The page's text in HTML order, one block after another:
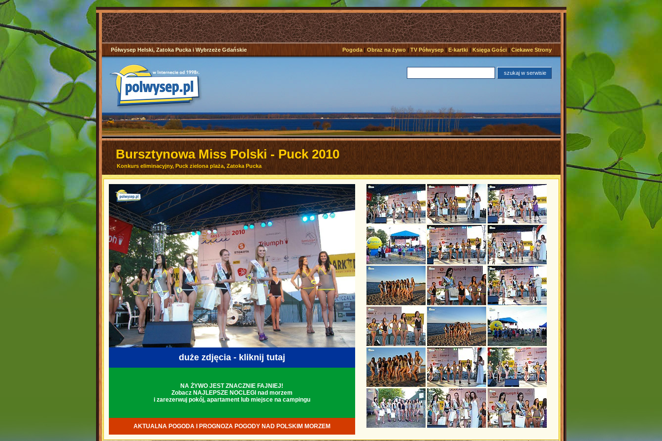
Pogoda| Obraz na żywo| TV Półwysep| E-kartki| Księga Gości| Ciekawe Strony
Półwysep Helski, Zatoka Pucka i Wybrzeże Gdańskie
Bursztynowa Miss Polski - Puck 2010
Konkurs eliminacyjny, Puck zielona plaża, Zatoka Pucka
duże zdjęcia - kliknij tutaj
NA ŻYWO JEST ZNACZNIE FAJNIEJ!
Zobacz NAJLEPSZE NOCLEGI nad morzem
i zarezerwuj pokój, apartament lub miejsce na campingu
AKTUALNA POGODA I PROGNOZA POGODY NAD POLSKIM MORZEM